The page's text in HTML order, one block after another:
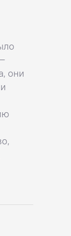
они